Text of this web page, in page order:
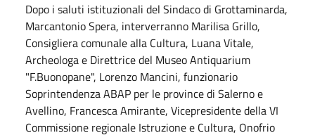
Dopo i saluti istituzionali del Sindaco di Grottaminarda,
Marcantonio Spera, interverranno Marilisa Grillo,
Consigliera comunale alla Cultura, Luana Vitale,
Archeologa e Direttrice del Museo Antiquarium
"F.Buonopane", Lorenzo Mancini, funzionario
Soprintendenza ABAP per le province di Salerno e
Avellino, Francesca Amirante, Vicepresidente della VI
Commissione regionale Istruzione e Cultura, Onofrio